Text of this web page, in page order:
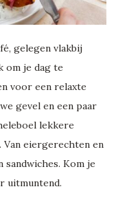
gelegen vlakbij
om je dag te
voor een relaxte
gevel en een paar
lekkere
eiergerechten en
Kom je
uitmuntend.